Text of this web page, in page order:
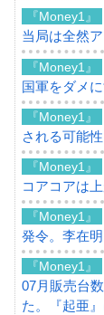
『Money1』
当局は全然
『Money1』
国軍をダメ
『Money1』
される可能
『Money1』
コアコアは上
『Money1』
発令。李在
『Money1』
07月販売台
た。『起亜